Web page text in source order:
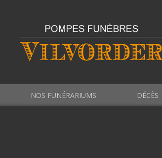
NOS FUNÉRARIUMS DÉCÈS